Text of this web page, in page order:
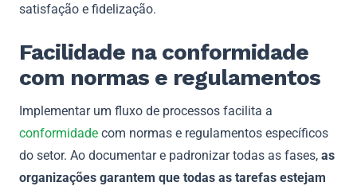
satisfação e fidelização.
Facilidade na conformidade
com normas e regulamentos
Implementar um fluxo de processos facilita a
conformidade com normas e regulamentos específicos
do setor. Ao documentar e padronizar todas as fases, as
organizações garantem que todas as tarefas estejam